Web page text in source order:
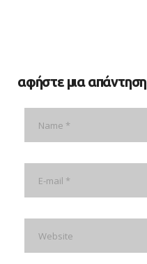
αφήστε μια απάντηση